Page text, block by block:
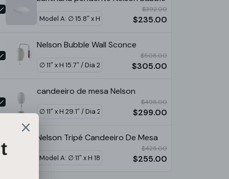
você tiver alguma dúvida sobre nossos produtos,
série de produtos, clique na imagem
$392.00
$235.00
Nelson Bubble Wall Sconce
$508.00
$305.00
candeeiro de mesa Nelson
$498.00
$299.00
Nelson Tripé Candeeiro De Mesa
$425.00
$255.00